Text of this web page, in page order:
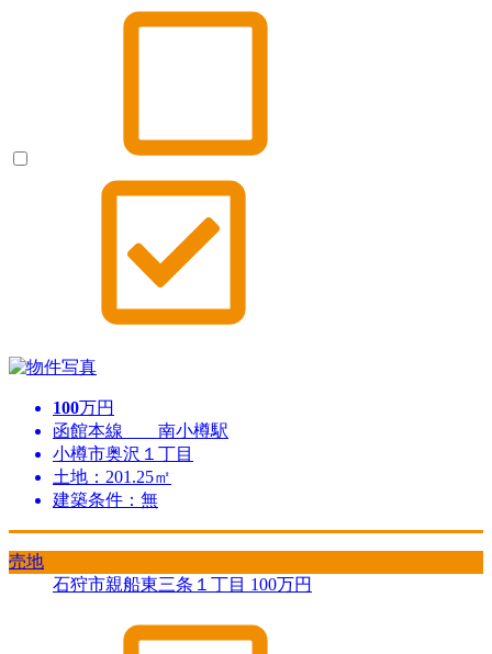
100万円
函館本線 南小樽駅
小樽市奥沢１丁目
土地：201.25㎡
建築条件：無
売地
石狩市親船東三条１丁目 100万円